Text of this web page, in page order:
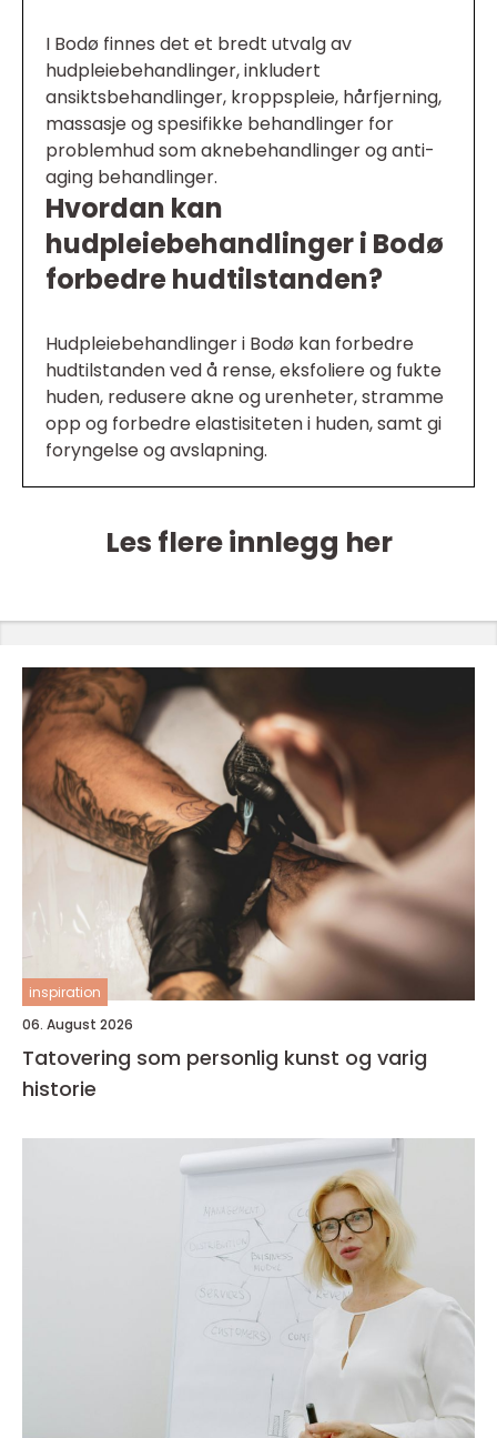
I Bodø finnes det et bredt utvalg av
hudpleiebehandlinger, inkludert
ansiktsbehandlinger, kroppspleie, hårfjerning,
massasje og spesifikke behandlinger for
problemhud som aknebehandlinger og anti-
aging behandlinger.
Hvordan kan
hudpleiebehandlinger i Bodø
forbedre hudtilstanden?
Hudpleiebehandlinger i Bodø kan forbedre
hudtilstanden ved å rense, eksfoliere og fukte
huden, redusere akne og urenheter, stramme
opp og forbedre elastisiteten i huden, samt gi
foryngelse og avslapning.
Les flere innlegg her
inspiration
06. August 2026
Tatovering som personlig kunst og varig
historie